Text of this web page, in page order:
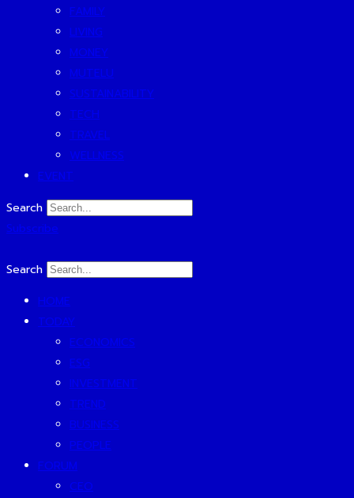
FAMILY
LIVING
MONEY
MUTELU
SUSTAINABILITY
TECH
TRAVEL
WELLNESS
EVENT
Search
Subscribe
Search
HOME
TODAY
ECONOMICS
ESG
INVESTMENT
TREND
BUSINESS
PEOPLE
FORUM
CEO